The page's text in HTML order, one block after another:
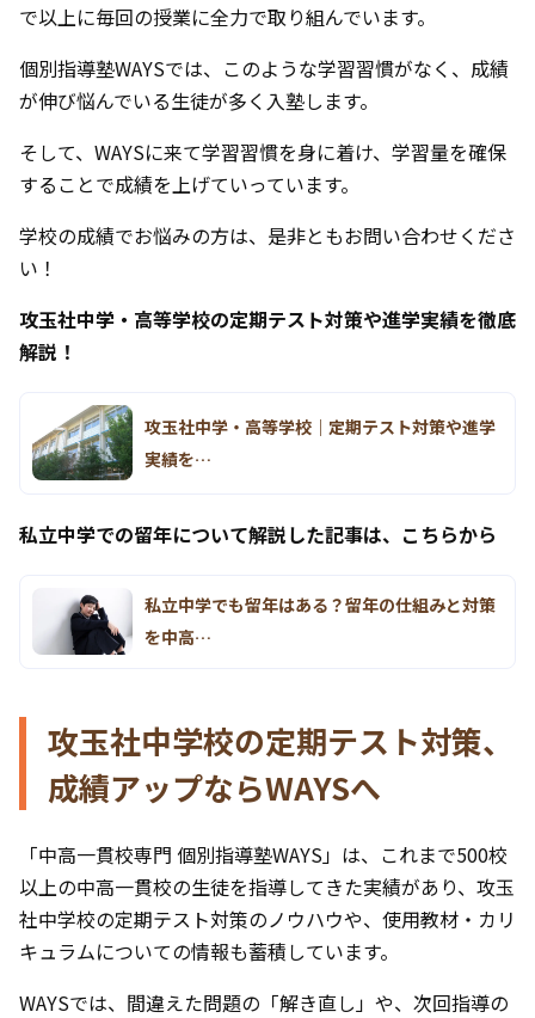
で以上に毎回の授業に全力で取り組んでいます。
個別指導塾WAYSでは、このような学習習慣がなく、成績
が伸び悩んでいる生徒が多く入塾します。
そして、WAYSに来て学習習慣を身に着け、学習量を確保
することで成績を上げていっています。
学校の成績でお悩みの方は、是非ともお問い合わせくださ
い！
攻玉社中学・高等学校の定期テスト対策や進学実績を徹底
解説！
攻玉社中学・高等学校｜定期テスト対策や進学
実績を…
私立中学での留年について解説した記事は、こちらから
私立中学でも留年はある？留年の仕組みと対策
を中高…
攻玉社中学校の定期テスト対策、
成績アップならWAYSへ
「中高一貫校専門 個別指導塾WAYS」は、これまで500校
以上の中高一貫校の生徒を指導してきた実績があり、攻玉
社中学校の定期テスト対策のノウハウや、使用教材・カリ
キュラムについての情報も蓄積しています。
WAYSでは、間違えた問題の「解き直し」や、次回指導の